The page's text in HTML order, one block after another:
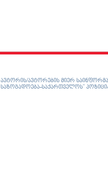
ავტორის/ავტორების მიერ
საზოგადოება-საქართველოს”